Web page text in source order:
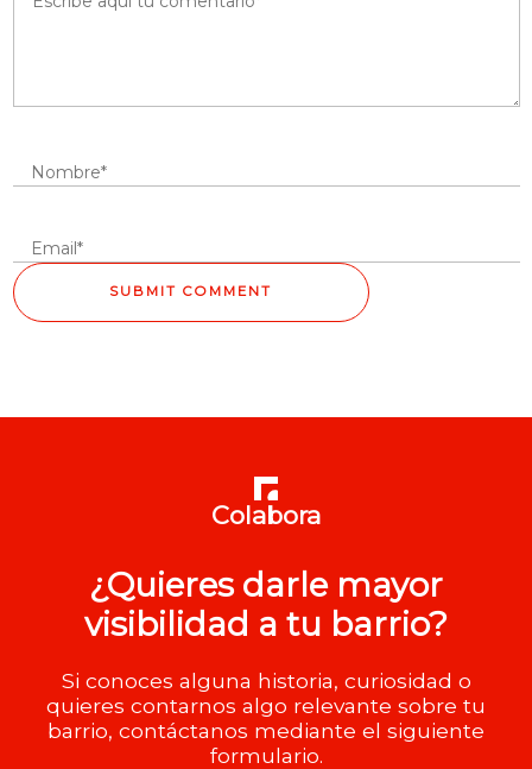
Colabora
¿Quieres darle mayor
visibilidad a tu barrio?
Si conoces alguna historia, curiosidad o
quieres contarnos algo relevante sobre tu
barrio, contáctanos mediante el siguiente
formulario.